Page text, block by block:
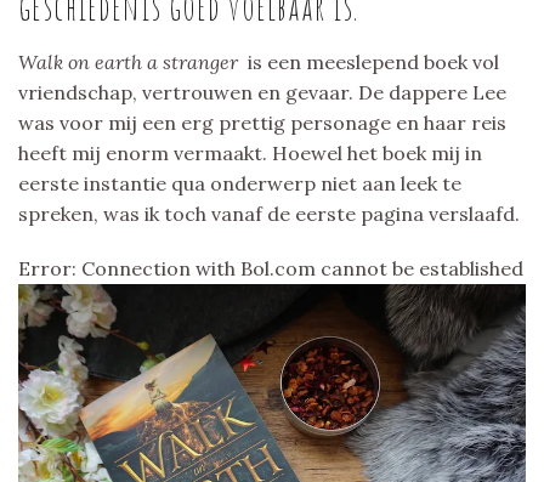
Walk on earth a stranger is een meeslepend boek vol
vriendschap, vertrouwen en gevaar. De dappere Lee
was voor mij een erg prettig personage en haar reis
heeft mij enorm vermaakt. Hoewel het boek mij in
eerste instantie qua onderwerp niet aan leek te
spreken, was ik toch vanaf de eerste pagina verslaafd.
Error: Connection with Bol.com cannot be established